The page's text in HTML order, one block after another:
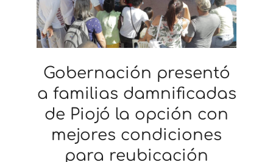
Gobernación presentó
a familias damnificadas
de Piojó la opción con
mejores condiciones
para reubicación